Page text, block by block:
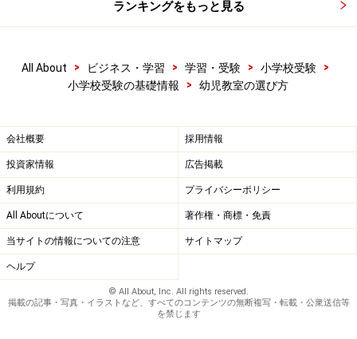
ランキングをもっと見る
All About > ビジネス・学習 > 学習・受験 > 小学校受験
>
小学校受験の基礎情報
> 幼児教室の選び方
会社概要 採用情報
投資家情報 広告掲載
利用規約 プライバシーポリシー
All Aboutについて 著作権・商標・免責
当サイトの情報についての注意 サイトマップ
ヘルプ
© All About, Inc. All rights reserved.
掲載の記事・写真・イラストなど、すべてのコンテンツの無断複写・転載・公衆送信等
を禁じます